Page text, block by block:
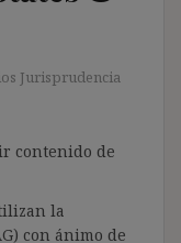
Jurisprudencia
contenido de
la
con ánimo de